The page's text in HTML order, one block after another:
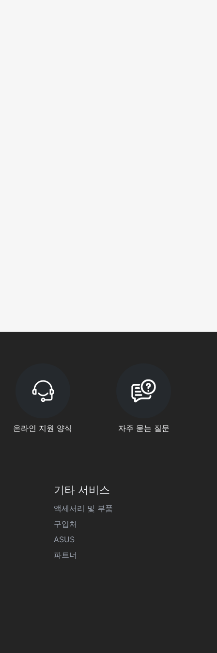
온라인 지원 양식 자주 묻는 질문
기타 서비스
액세서리 및 부품
구입처
ASUS
파트너